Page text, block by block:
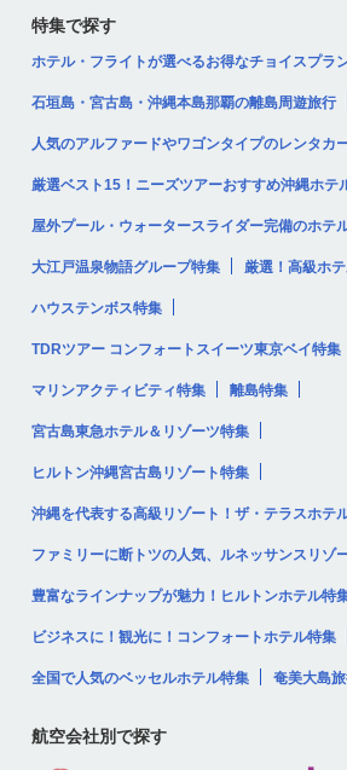
特集で探す
ホテル・フライトが選べるお得なチョイスプラ
石垣島・宮古島・沖縄本島那覇の離島周遊旅行
人気のアルファードやワゴンタイプのレンタカ
厳選ベスト15！ニーズツアーおすすめ沖縄ホテ
屋外プール・ウォータースライダー完備のホテ
大江戸温泉物語グループ特集 厳選！高級ホ
ハウステンボス特集
TDRツアー コンフォートスイーツ東京ベイ特集
マリンアクティビティ特集 離島特集
宮古島東急ホテル＆リゾーツ特集
ヒルトン沖縄宮古島リゾート特集
沖縄を代表する高級リゾート！ザ・テラスホテ
ファミリーに断トツの人気、ルネッサンスリゾ
豊富なラインナップが魅力！ヒルトンホテル特
ビジネスに！観光に！コンフォートホテル特集
全国で人気のベッセルホテル特集 奄美大島
航空会社別で探す